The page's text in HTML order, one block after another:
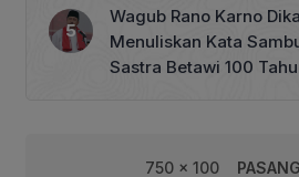
Wagub Rano Karno
Menuliskan Kata
Sastra Betawi 100
750 x 100